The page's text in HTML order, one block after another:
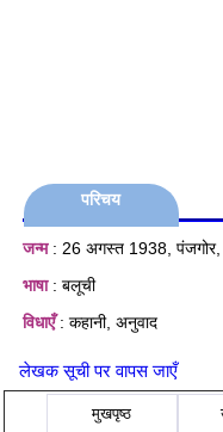
परिचय
जन्म: 26 अगस्त 1938, पंजगोर,
भाषा: बलूची
विधाएँ: कहानी, अनुवाद
लेखक सूची पर वापस जाएँ
मुखपृष्ठ